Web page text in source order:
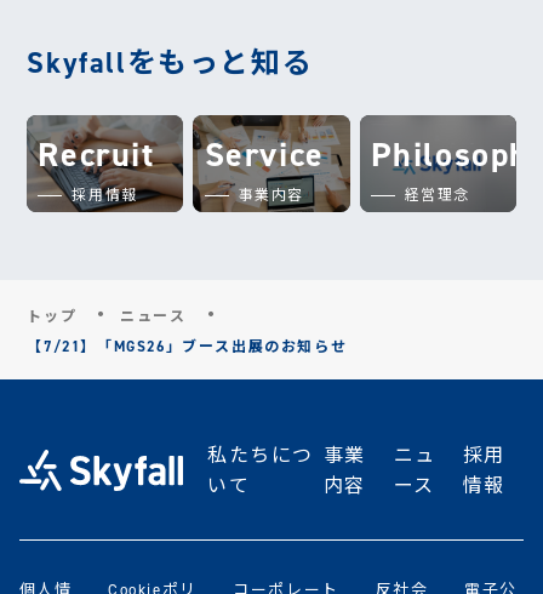
Skyfallをもっと知る
Recruit
採用情報
Service
事業内容 経営理念
トップ
ニュース
【7/21】「MGS26」ブース出展のお知らせ
私たちにつ
いて
事業
内容
ニュ
ース
採用
情報